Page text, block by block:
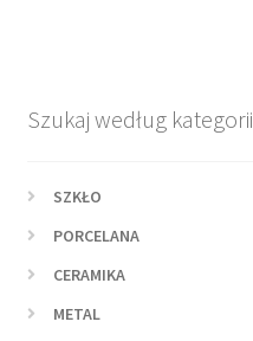
Szukaj według kategorii
SZKŁO
PORCELANA
CERAMIKA
METAL